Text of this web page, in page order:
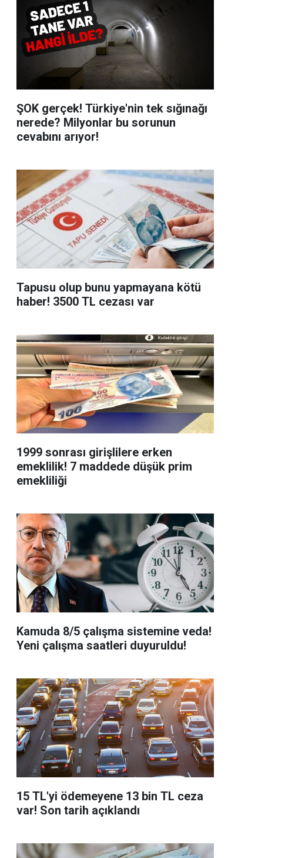
ŞOK gerçek! Türkiye'nin tek sığınağı
nerede? Milyonlar bu sorunun
cevabını arıyor!
Tapusu olup bunu yapmayana kötü
haber! 3500 TL cezası var
1999 sonrası girişlilere erken
emeklilik! 7 maddede düşük prim
emekliliği
Kamuda 8/5 çalışma sistemine veda!
Yeni çalışma saatleri duyuruldu!
15 TL'yi ödemeyene 13 bin TL ceza
var! Son tarih açıklandı